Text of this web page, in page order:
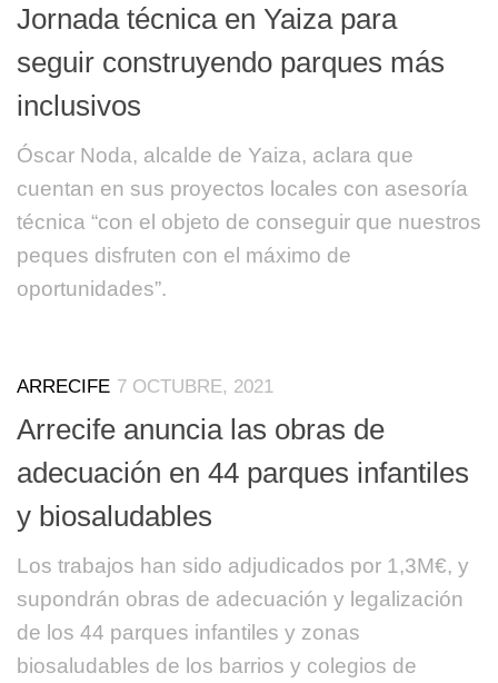
Jornada técnica en Yaiza para
seguir construyendo parques más
inclusivos
Óscar Noda, alcalde de Yaiza, aclara que
cuentan en sus proyectos locales con asesoría
técnica “con el objeto de conseguir que nuestros
peques disfruten con el máximo de
oportunidades”.
ARRECIFE 7 OCTUBRE, 2021
Arrecife anuncia las obras de
adecuación en 44 parques infantiles
y biosaludables
Los trabajos han sido adjudicados por 1,3M€, y
supondrán obras de adecuación y legalización
de los 44 parques infantiles y zonas
biosaludables de los barrios y colegios de